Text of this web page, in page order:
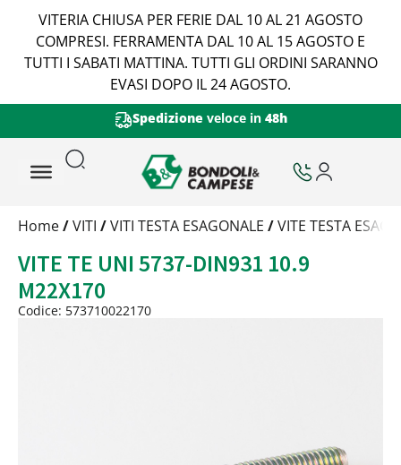
VITERIA CHIUSA PER FERIE DAL 10 AL 21 AGOSTO
COMPRESI. FERRAMENTA DAL 10 AL 15 AGOSTO E
TUTTI I SABATI MATTINA. TUTTI GLI ORDINI SARANNO
EVASI DOPO IL 24 AGOSTO.
Spedizione veloce in 48h
Trattamento
Peso
Quantità
Trattamento:grezzo
Home/VITI /VITI TESTA ESAGONALE /VITE TESTA
VITE TE UNI 5737-DIN931 10.9
M22X170
Codice: 573710022170